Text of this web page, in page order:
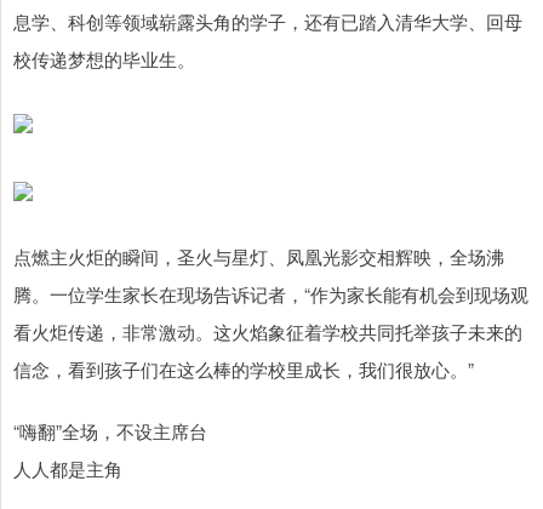
息学、科创等领域崭露头角的学子，还有已踏入清华大学、回母
校传递梦想的毕业生。
点燃主火炬的瞬间，圣火与星灯、凤凰光影交相辉映，全场沸
腾。一位学生家长在现场告诉记者，“作为家长能有机会到现场观
看火炬传递，非常激动。这火焰象征着学校共同托举孩子未来的
信念，看到孩子们在这么棒的学校里成长，我们很放心。”
“嗨翻”全场，不设主席台
人人都是主角